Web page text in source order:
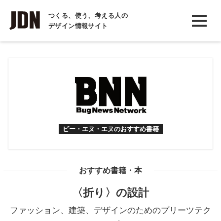
つくる、使う、考える人の
デザイン情報サイト
INTERVIEW
インタビュー
REPORT
ビー・エヌ・エヌのおすすめ書籍
おすすめ書籍・本
〈折り〉の設計
ファッション、建築、デザインのためのプリーツテク